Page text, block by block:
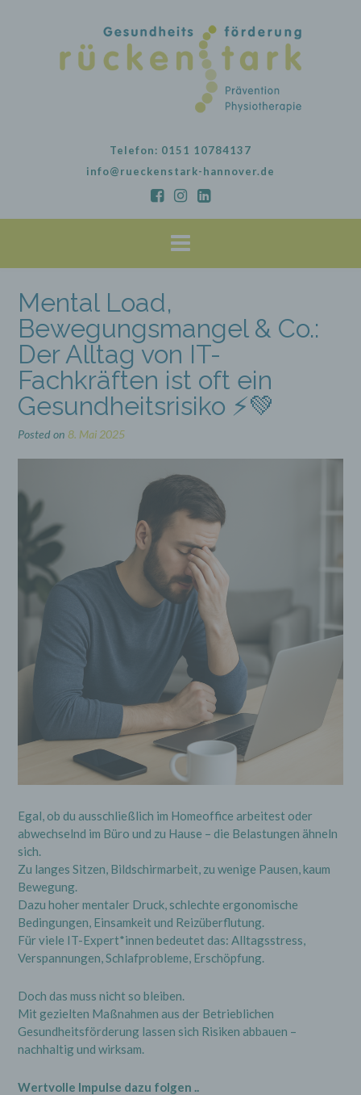
Telefon: 0151 10784137
info@rueckenstark-hannover.de
Mental Load,
Bewegungsmangel & Co.:
Der Alltag von IT-
Fachkräften ist oft ein
Gesundheitsrisiko ⚡💚
Posted on 8. Mai 2025
Egal, ob du ausschließlich im Homeoffice arbeitest oder
abwechselnd im Büro und zu Hause – die Belastungen ähneln
sich.
Zu langes Sitzen, Bildschirmarbeit, zu wenige Pausen, kaum
Bewegung.
Dazu hoher mentaler Druck, schlechte ergonomische
Bedingungen, Einsamkeit und Reizüberflutung.
Für viele IT-Expert*innen bedeutet das: Alltagsstress,
Verspannungen, Schlafprobleme, Erschöpfung.
Doch das muss nicht so bleiben.
Mit gezielten Maßnahmen aus der Betrieblichen
Gesundheitsförderung lassen sich Risiken abbauen –
nachhaltig und wirksam.
Wertvolle Impulse dazu folgen ..